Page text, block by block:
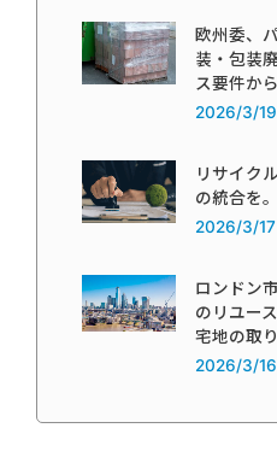
欧州委、
装・包装
ス要件か
2026/3/19
リサイク
の統合を
2026/3/17
ロンドン
のリユー
宅地の取
2026/3/16